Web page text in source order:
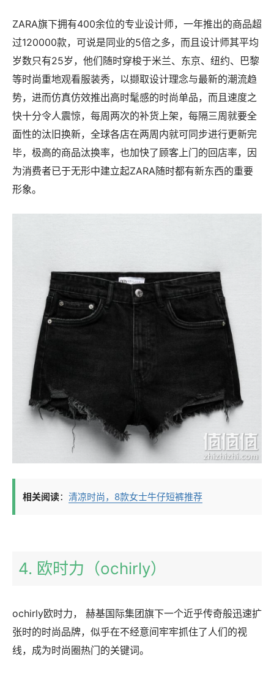
ZARA旗下拥有400余位的专业设计师，一年推出的商品超
过120000款，可说是同业的5倍之多，而且设计师其平均
岁数只有25岁，他们随时穿梭于米兰、东京、纽约、巴黎
等时尚重地观看服装秀，以撷取设计理念与最新的潮流趋
势，进而仿真仿效推出高时髦感的时尚单品，而且速度之
快十分令人震惊，每周两次的补货上架，每隔三周就要全
面性的汰旧换新，全球各店在两周内就可同步进行更新完
毕，极高的商品汰换率，也加快了顾客上门的回店率，因
为消费者已于无形中建立起ZARA随时都有新东西的重要
形象。
相关阅读： 清凉时尚，8款女士牛仔短裤推荐
4. 欧时力（ochirly）
ochirly欧时力， 赫基国际集团旗下一个近乎传奇般迅速扩
张时的时尚品牌，似乎在不经意间牢牢抓住了人们的视
线，成为时尚圈热门的关键词。